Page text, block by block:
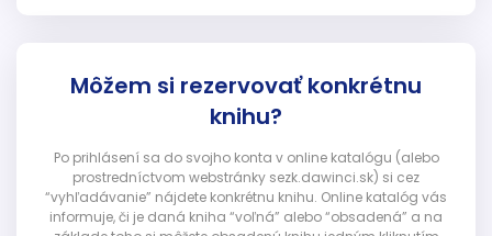
Môžem si rezervovať konkrétnu
knihu?
Po prihlásení sa do svojho konta v online katalógu (alebo
prostredníctvom webstránky sezk.dawinci.sk) si cez
“vyhľadávanie” nájdete konkrétnu knihu. Online katalóg vás
informuje, či je daná kniha “voľná” alebo “obsadená” a na